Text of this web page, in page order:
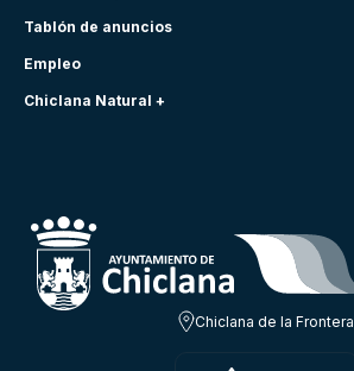
Tablón de anuncios
Empleo
Chiclana Natural +
Chiclana de la Frontera